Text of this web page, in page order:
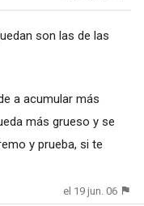
son las de las
a acumular más
más grueso y se
y prueba, si te
el 19 jun. 06